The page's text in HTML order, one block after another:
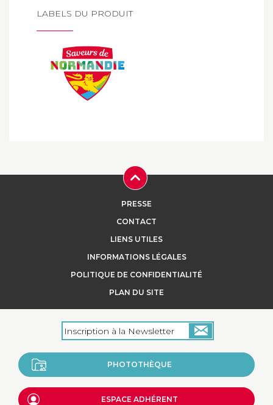
LABELS DU PRODUIT
PRESSE
CONTACT
LIENS UTILES
INFORMATIONS LÉGALES
POLITIQUE DE CONFIDENTIALITÉ
PLAN DU SITE
PHOTOTHÈQUE
ESPACE ADHÉRENT